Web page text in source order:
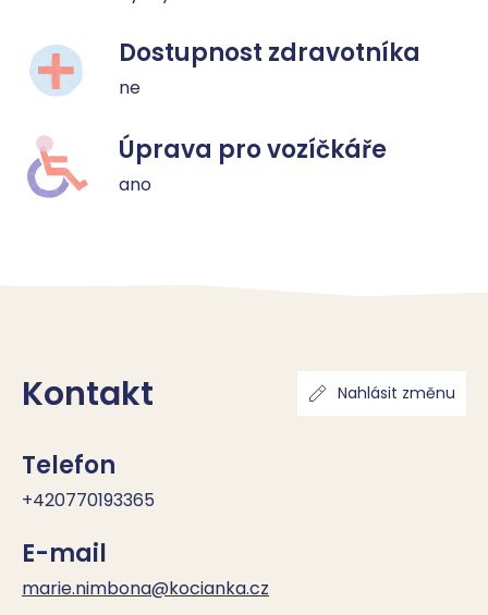
Dostupnost zdravotníka
ne
Úprava pro vozíčkáře
ano
Kontakt Nahlásit změnu
Telefon
+420770193365
E-mail
marie.nimbona@kocianka.cz